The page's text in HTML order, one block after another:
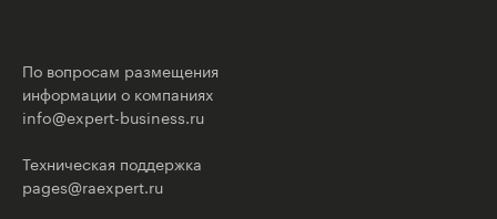
По вопросам размещения
информации о компаниях
info@expert-business.ru
Техническая поддержка
pages@raexpert.ru